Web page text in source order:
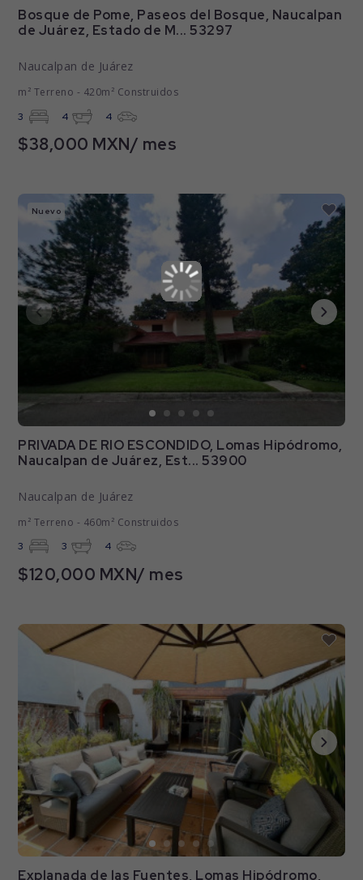
Bosque de Pome, Paseos del Bosque, Naucalpan
de Juárez, Estado de M... 53297
Naucalpan de Juárez
m² Terreno - 420m² Construidos
3 4 4
$38,000 MXN/ mes
PRIVADA DE RIO ESCONDIDO, Lomas Hipódromo,
Naucalpan de Juárez, Est... 53900
Naucalpan de Juárez
m² Terreno - 460m² Construidos
3 3 4
$120,000 MXN/ mes
Nuevo
Explanada de las Fuentes, Lomas Hipódromo,